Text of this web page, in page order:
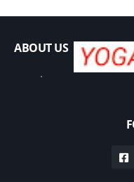
ABOUT US
.